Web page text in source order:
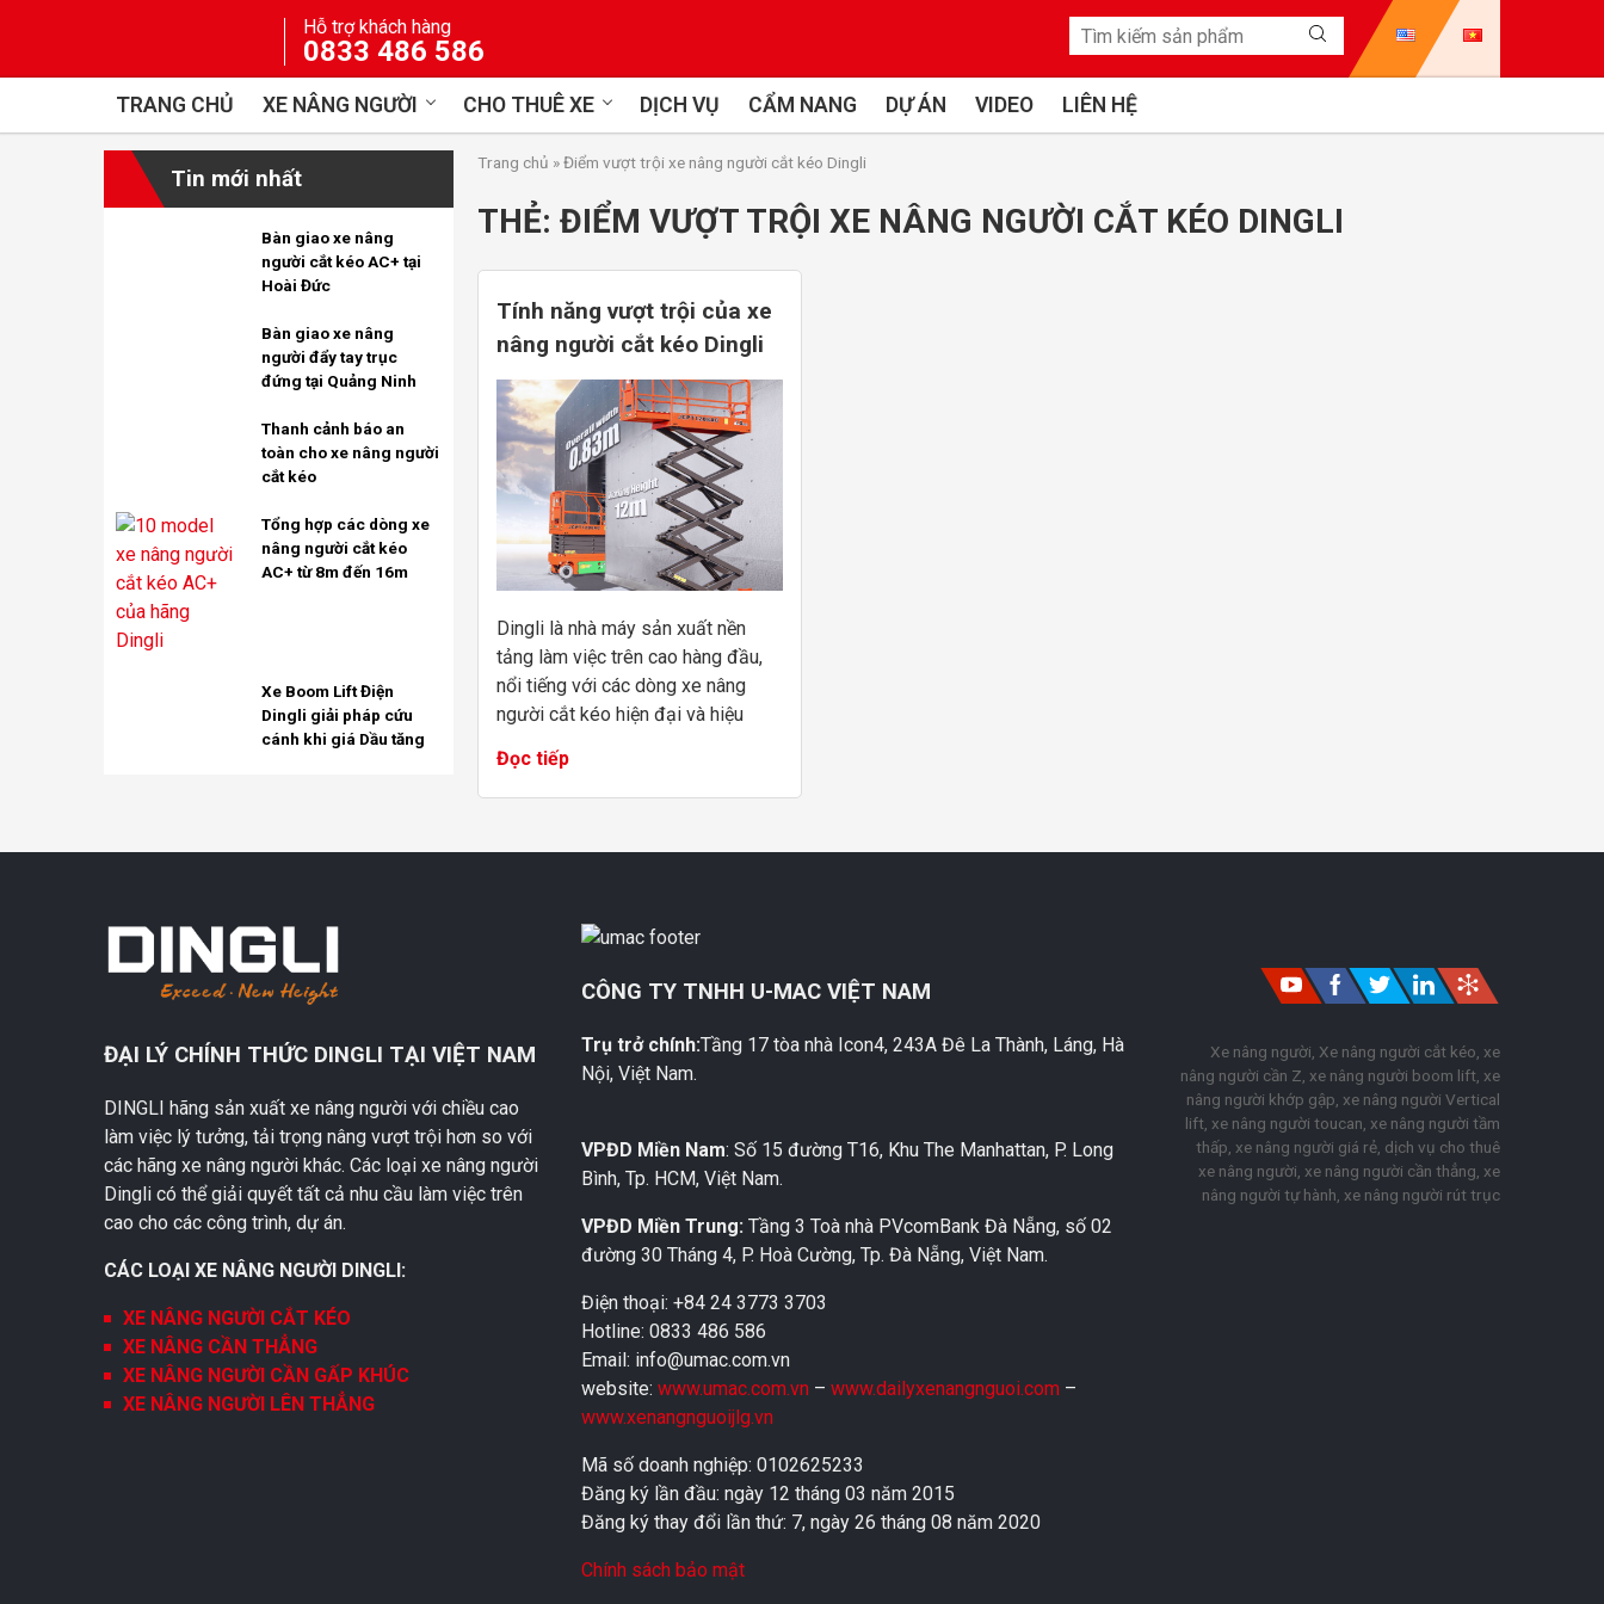
Hỗ trợ khách hàng
0833 486 586
TRANG CHỦ XE NÂNG NGƯỜI CHO THUÊ XE DỊCH VỤ CẨM NANG DỰ ÁN VIDEO LIÊN HỆ
Trang chủ »Điểm vượt trội xe nâng người cắt kéo Dingli
THẺ: ĐIỂM VƯỢT TRỘI XE NÂNG NGƯỜI CẮT KÉO DINGLI
Tính năng vượt trội của xe
nâng người cắt kéo Dingli
Dingli là nhà máy sản xuất nền
tảng làm việc trên cao hàng đầu,
nổi tiếng với các dòng xe nâng
người cắt kéo hiện đại và hiệu
hoàn toàn và nhiều mẫu mã xe
nâng người r...
Đọc tiếp
Tin mới nhất
Bàn giao xe nâng
người cắt kéo AC+ tại
Hoài Đức
Bàn giao xe nâng
người đẩy tay trục
đứng tại Quảng Ninh
Thanh cảnh báo an
toàn cho xe nâng người
cắt kéo
Tổng hợp các dòng xe
nâng người cắt kéo
AC+ từ 8m đến 16m
Xe Boom Lift Điện
Dingli giải pháp cứu
cánh khi giá Dầu tăng
ĐẠI LÝ CHÍNH THỨC DINGLI TẠI VIỆT NAM
DINGLI hãng sản xuất xe nâng người với chiều cao
làm việc lý tưởng, tải trọng nâng vượt trội hơn so với
các hãng xe nâng người khác. Các loại xe nâng người
Dingli có thể giải quyết tất cả nhu cầu làm việc trên
cao cho các công trình, dự án.
CÁC LOẠI XE NÂNG NGƯỜI DINGLI:
XE NÂNG NGƯỜI CẮT KÉO
XE NÂNG CẦN THẲNG
XE NÂNG NGƯỜI CẦN GẤP KHÚC
XE NÂNG NGƯỜI LÊN THẲNG
CÔNG TY TNHH U-MAC VIỆT NAM
Trụ trở chính:Tầng 17 tòa nhà Icon4, 243A Đê La Thành, Láng, Hà
Nội, Việt Nam.
VPĐD Miền Nam: Số 15 đường T16, Khu The Manhattan, P. Long
Bình, Tp. HCM, Việt Nam.
VPĐD Miền Trung: Tầng 3 Toà nhà PVcomBank Đà Nẵng, số 02
đường 30 Tháng 4, P. Hoà Cường, Tp. Đà Nẵng, Việt Nam.
Điện thoại: +84 24 3773 3703
Hotline: 0833 486 586
Email: info@umac.com.vn
website: www.umac.com.vn – www.dailyxenangnguoi.com –
www.xenangnguoijlg.vn
Mã số doanh nghiệp: 0102625233
Đăng ký lần đầu: ngày 12 tháng 03 năm 2015
Đăng ký thay đổi lần thứ: 7, ngày 26 tháng 08 năm 2020
Chính sách bảo mật
Xe nâng người, Xe nâng người cắt kéo, xe
nâng người cần Z, xe nâng người boom lift, xe
nâng người khớp gập, xe nâng người Vertical
lift, xe nâng người toucan, xe nâng người tầm
thấp, xe nâng người giá rẻ, dịch vụ cho thuê
xe nâng người, xe nâng người cần thẳng, xe
nâng người tự hành, xe nâng người rút trục